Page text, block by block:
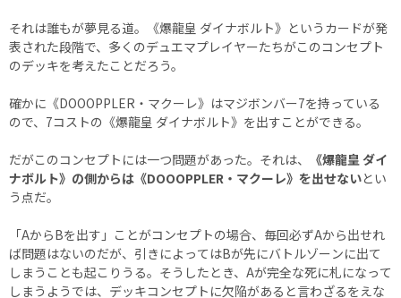
それは誰もが夢見る道。《爆龍皇 ダイナボルト》というカードが発
表された段階で、多くのデュエマプレイヤーたちがこのコンセプト
のデッキを考えたことだろう。
確かに《DOOOPPLER・マクーレ》はマジボンバー7を持っている
ので、7コストの《爆龍皇 ダイナボルト》を出すことができる。
だがこのコンセプトには一つ問題があった。それは、
《爆龍皇 ダイ
ナボルト》の側からは《DOOOPPLER・マクーレ》を出せないとい
う点だ。
「AからBを出す」ことがコンセプトの場合、毎回必ずAから出せれ
ば問題はないのだが、引きによってはBが先にバトルゾーンに出て
しまうことも起こりうる。そうしたとき、Aが完全な死に札になって
しまうようでは、デッキコンセプトに欠陥があると言わざるをえな